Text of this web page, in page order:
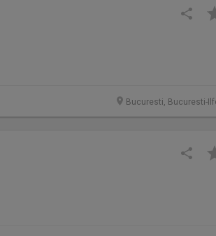
Bucuresti, Bucuresti-